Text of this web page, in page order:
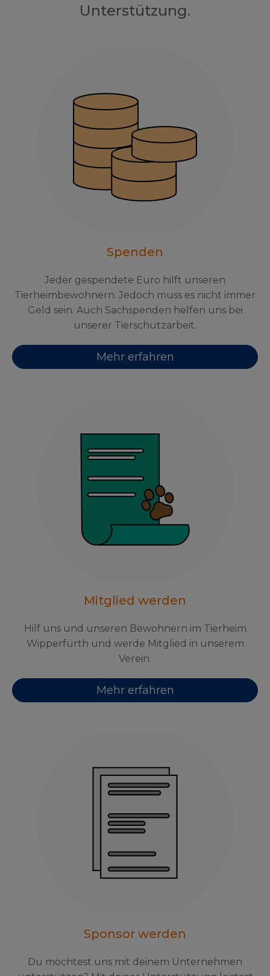
Unterstützung.
Spenden
Jeder gespendete Euro hilft unseren
Tierheimbewohnern. Jedoch muss es nicht immer
Geld sein. Auch Sachspenden helfen uns bei
unserer Tierschutzarbeit.
Mehr erfahren
Mitglied werden
Hilf uns und unseren Bewohnern im Tierheim
Wipperfürth und werde Mitglied in unserem
Verein.
Mehr erfahren
Sponsor werden
Du möchtest uns mit deinem Unternehmen